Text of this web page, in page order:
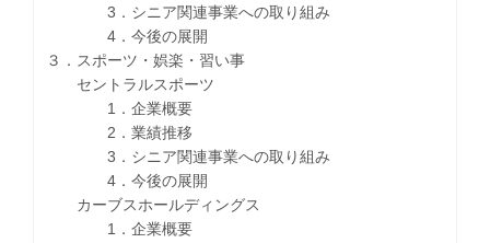
3．シニア関連事業への取り組み
4．今後の展開
３．スポーツ・娯楽・習い事
セントラルスポーツ
1．企業概要
2．業績推移
3．シニア関連事業への取り組み
4．今後の展開
カーブスホールディングス
1．企業概要